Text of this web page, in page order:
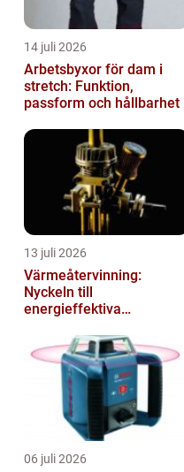
14 juli 2026
Arbetsbyxor för dam i
stretch: Funktion,
passform och hållbarhet
13 juli 2026
Värmeåtervinning:
Nyckeln till
energieffektiva
06 juli 2026